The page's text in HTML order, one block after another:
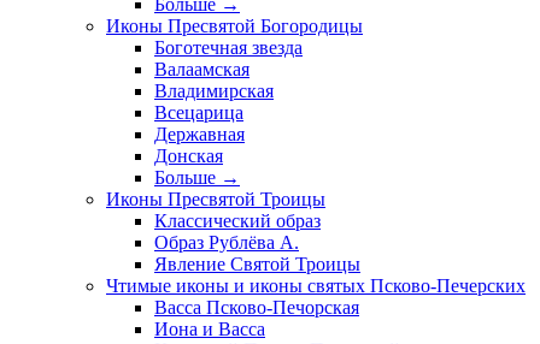
Больше →
Иконы Пресвятой Богородицы
Боготечная звезда
Валаамская
Владимирская
Всецарица
Державная
Донская
Больше →
Иконы Пресвятой Троицы
Классический образ
Образ Рублёва А.
Явление Святой Троицы
Чтимые иконы и иконы святых Псково-Печерских
Васса Псково-Печорская
Иона и Васса